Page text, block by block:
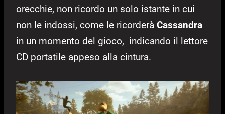
orecchie, non ricordo un solo istante in cui
non le indossi, come le ricorderà Cassandra
in un momento del gioco, indicando il lettore
CD portatile appeso alla cintura.